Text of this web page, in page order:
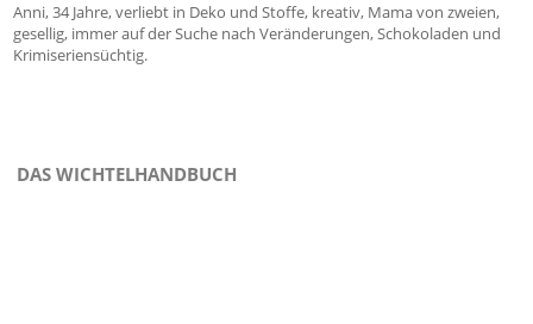
Anni, 34 Jahre, verliebt in Deko und Stoffe, kreativ, Mama von zweien,
gesellig, immer auf der Suche nach Veränderungen, Schokoladen und
Krimiseriensüchtig.
DAS WICHTELHANDBUCH